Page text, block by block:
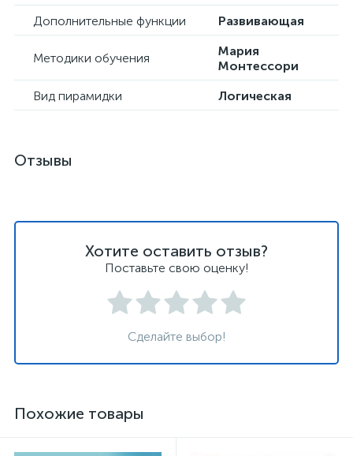
Дополнительные функции Развивающая
Методики обучения
Мария
Монтессори
Вид пирамидки
Логическая
Отзывы
Хотите оставить отзыв?
Поставьте свою оценку!
Сделайте выбор!
Похожие товары